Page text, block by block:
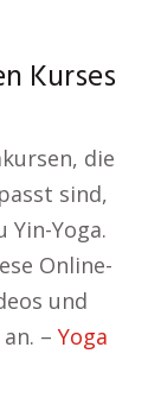
Kurses
die
sind,
Yin-Yoga.
Online-
und
– Yoga